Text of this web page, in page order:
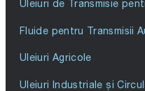
Uleiuri de Transmisie
Fluide pentru Transmisii
Uleiuri Agricole
Uleiuri Industriale și